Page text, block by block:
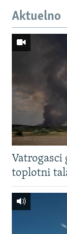
Aktuelno
Vatrogasci
toplotni